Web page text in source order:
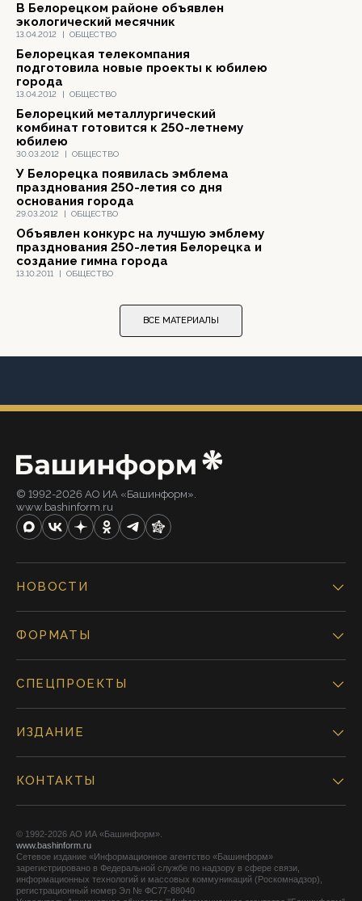
13.04.2012 | ОБЩЕСТВО
В Белорецком районе объявлен
экологический месячник
13.04.2012 | ОБЩЕСТВО
Белорецкая телекомпания
подготовила новые проекты к юбилею
города
30.03.2012 | ОБЩЕСТВО
Белорецкий металлургический
комбинат готовится к 250-летнему
юбилею
29.03.2012 | ОБЩЕСТВО
У Белорецка появилась эмблема
празднования 250-летия со дня
основания города
13.10.2011 | ОБЩЕСТВО
Объявлен конкурс на лучшую эмблему
празднования 250-летия Белорецка и
создание гимна города
ВСЕ МАТЕРИАЛЫ
© 1992-2026 АО ИА «Башинформ».
www.bashinform.ru
НОВОСТИ
ФОРМАТЫ
СПЕЦПРОЕКТЫ
ИЗДАНИЕ
КОНТАКТЫ
© 1992-2026 АО ИА «Башинформ».
www.bashinform.ru
Сетевое издание «Информационное агентство «Башинформ»
зарегистрировано в Федеральной службе по надзору в сфере связи,
информационных технологий и массовых коммуникаций (Роскомнадзор),
регистрационный номер Эл № ФС77-88040